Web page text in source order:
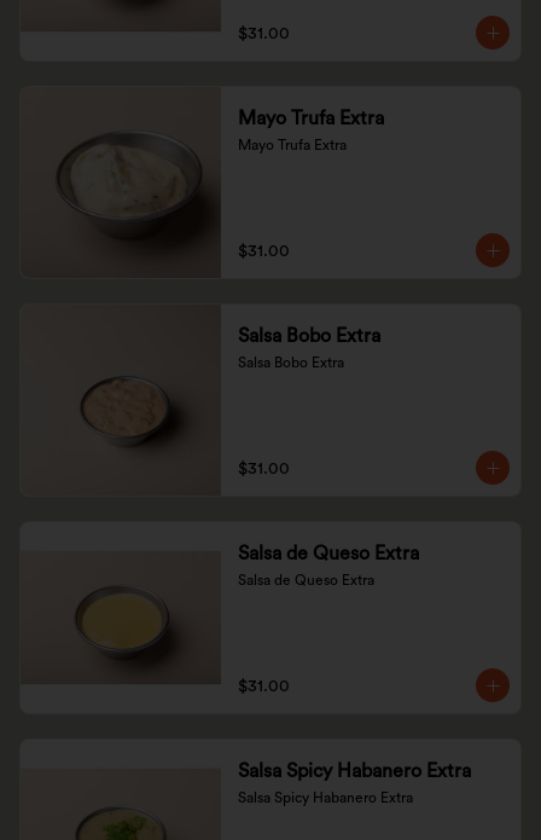
$31.00
Mayo Trufa Extra
Mayo Trufa Extra
$31.00
Salsa Bobo Extra
Salsa Bobo Extra
$31.00
Salsa de Queso Extra
Salsa de Queso Extra
$31.00
Salsa Spicy Habanero Extra
Salsa Spicy Habanero Extra